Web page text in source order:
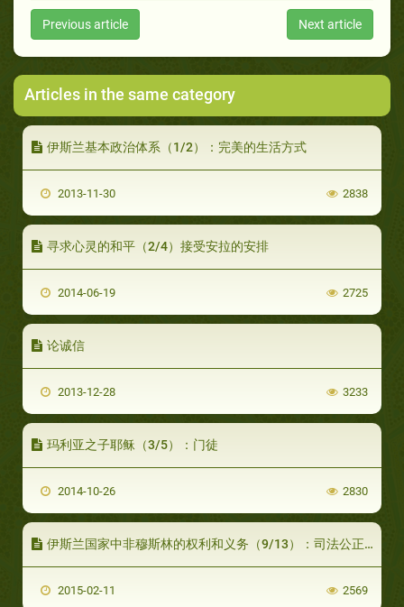
Previous article Next article
Articles in the same category
伊斯兰基本政治体系（1/2）：完美的生活方式
2013-11-30 2838
寻求心灵的和平（2/4）接受安拉的安排
2014-06-19 2725
论诚信
2013-12-28 3233
玛利亚之子耶稣（3/5）：门徒
2014-10-26 2830
伊斯兰国家中非穆斯林的权利和义务（9/13）：司法公正权（下）
2015-02-11 2569